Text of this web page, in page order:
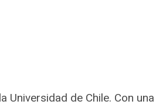
Universidad de Chile. Con una